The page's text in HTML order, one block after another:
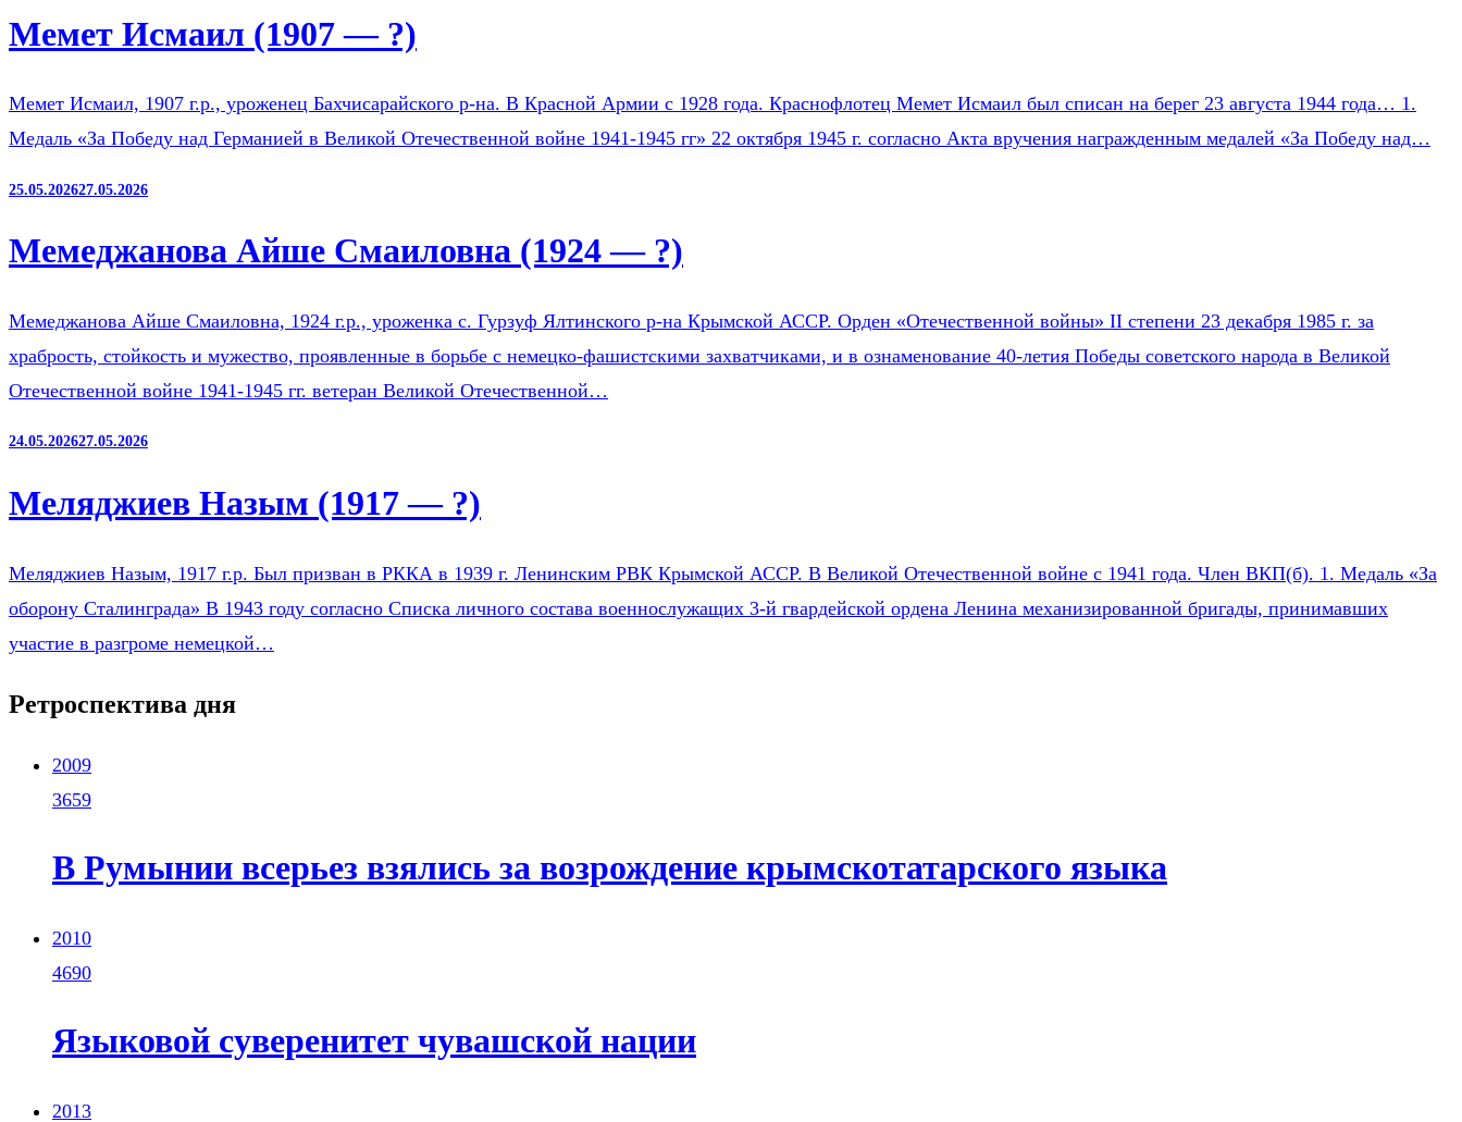
Мемет Исмаил (1907 — ?)
Мемет Исмаил, 1907 г.р., уроженец Бахчисарайского р-на. В Красной Армии с 1928 года. Краснофлотец Мемет Исмаил был списан на берег 23 августа 1944 года… 1.
Медаль «За Победу над Германией в Великой Отечественной войне 1941-1945 гг» 22 октября 1945 г. согласно Акта вручения награжденным медалей «За Победу над…
25.05.202627.05.2026
Мемеджанова Айше Смаиловна (1924 — ?)
Мемеджанова Айше Смаиловна, 1924 г.р., уроженка с. Гурзуф Ялтинского р-на Крымской АССР. Орден «Отечественной войны» II степени 23 декабря 1985 г. за
храбрость, стойкость и мужество, проявленные в борьбе с немецко-фашистскими захватчиками, и в ознаменование 40-летия Победы советского народа в Великой
Отечественной войне 1941-1945 гг. ветеран Великой Отечественной…
24.05.202627.05.2026
Меляджиев Назым (1917 — ?)
Меляджиев Назым, 1917 г.р. Был призван в РККА в 1939 г. Ленинским РВК Крымской АССР. В Великой Отечественной войне с 1941 года. Член ВКП(б). 1. Медаль «За
оборону Сталинграда» В 1943 году согласно Списка личного состава военнослужащих 3-й гвардейской ордена Ленина механизированной бригады, принимавших
участие в разгроме немецкой…
Ретроспектива дня
2009
3659
В Румынии всерьез взялись за возрождение крымскотатарского языка
2010
4690
Языковой суверенитет чувашской нации
2013